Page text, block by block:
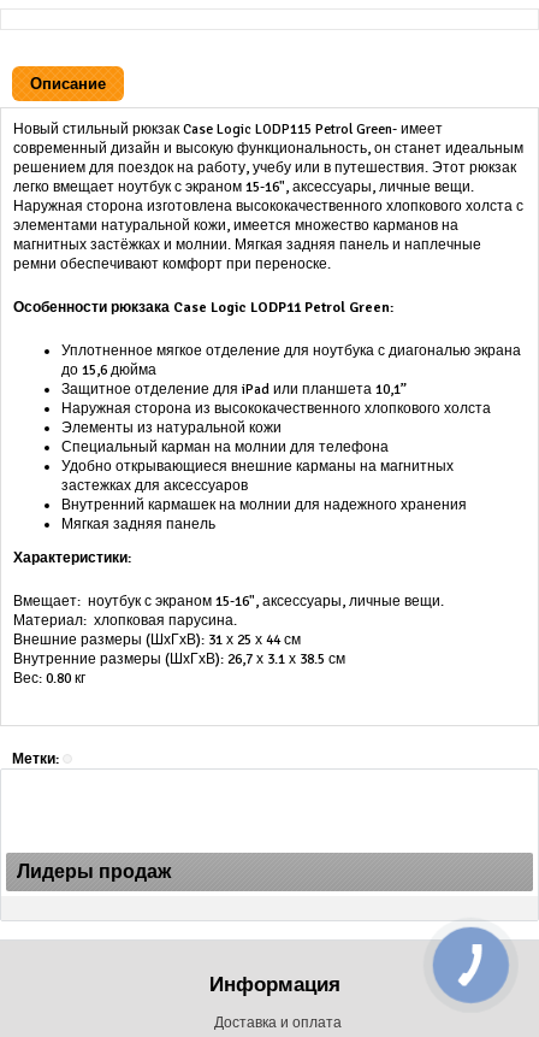
Описание
Новый стильный рюкзак Case Logic LODP115 Petrol Green- имеет
современный дизайн и высокую функциональность, он станет идеальным
решением для поездок на работу, учебу или в путешествия. Этот рюкзак
легко вмещает ноутбук с экраном 15-16", аксессуары, личные вещи.
Наружная сторона изготовлена высококачественного хлопкового холста с
элементами натуральной кожи, имеется множество карманов на
магнитных застёжках и молнии. Мягкая задняя панель и наплечные
ремни обеспечивают комфорт при переноске.
Особенности рюкзака Case Logic LODP11 Petrol Green:
Уплотненное мягкое отделение для ноутбука с диагональю экрана
до 15,6 дюйма
Защитное отделение для iPad или планшета 10,1”
Наружная сторона из высококачественного хлопкового холста
Элементы из натуральной кожи
Специальный карман на молнии для телефона
Удобно открывающиеся внешние карманы на магнитных
застежках для аксессуаров
Внутренний кармашек на молнии для надежного хранения
Мягкая задняя панель
Характеристики:
Вмещает: ноутбук с экраном 15-16", аксессуары, личные вещи.
Материал: хлопковая парусина.
Внешние размеры (ШхГхВ): 31 х 25 х 44 см
Внутренние размеры (ШхГхВ): 26,7 х 3.1 х 38.5 см
Вес: 0.80 кг
Метки:
Лидеры продаж
Информация
Доставка и оплата